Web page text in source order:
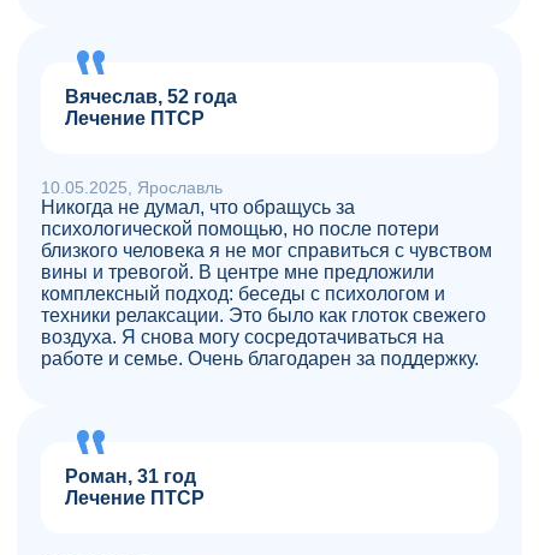
Вячеслав, 52 года
Лечение ПТСР
10.05.2025, Ярославль
Никогда не думал, что обращусь за
психологической помощью, но после потери
близкого человека я не мог справиться с чувством
вины и тревогой. В центре мне предложили
комплексный подход: беседы с психологом и
техники релаксации. Это было как глоток свежего
воздуха. Я снова могу сосредотачиваться на
работе и семье. Очень благодарен за поддержку.
Роман, 31 год
Лечение ПТСР